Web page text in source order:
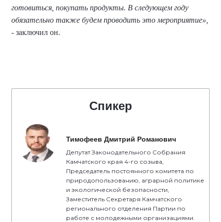
готовиться, покупать продукты. В следующем году
обязательно также будем проводить это мероприятие»,
- заключил он.
Спикер
Тимофеев Дмитрий Романович
Депутат Законодательного Собрания
Камчатского края 4-го созыва,
Председатель постоянного комитета по
природопользованию, аграрной политике
и экологической безопасности,
Заместитель Секретаря Камчатского
регионального отделения Партии по
работе с молодежными организациями.